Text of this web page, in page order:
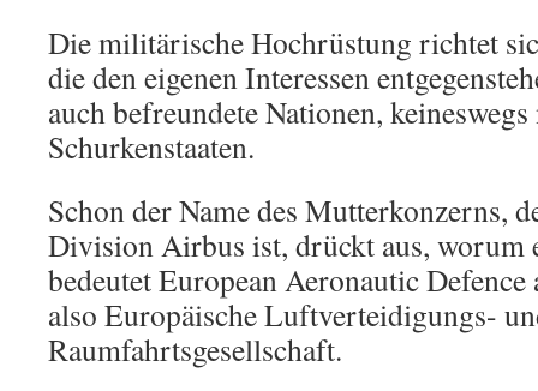
Die militärische Hochrüstung richtet
die den eigenen Interessen
auch befreundete Nationen,
Schurkenstaaten.
Schon der Name des Mutterkonzerns,
Division Airbus ist, drückt aus, worum
bedeutet European Aeronautic Defence
also Europäische Luftverteidigungs-
Raumfahrtsgesellschaft.